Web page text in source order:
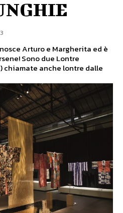
Arturo e Margherita ed è
Sono due Lontre
chiamate anche lontre dalle